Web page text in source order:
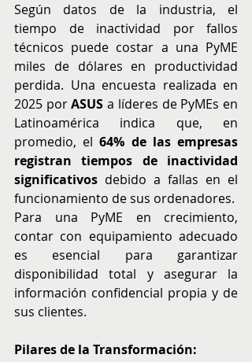
Según datos de la industria, el
tiempo de inactividad por fallos
técnicos puede costar a una PyME
miles de dólares en productividad
perdida. Una encuesta realizada en
2025 por ASUS a líderes de PyMEs en
Latinoamérica indica que, en
promedio, el 64% de las empresas
registran tiempos de inactividad
significativos debido a fallas en el
funcionamiento de sus ordenadores.
Para una PyME en crecimiento,
contar con equipamiento adecuado
es esencial para garantizar
disponibilidad total y asegurar la
información confidencial propia y de
sus clientes.
Pilares de la Transformación: